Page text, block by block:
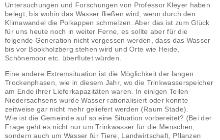
Untersuchungen und Forschungen von Professor Kleyer haben
belegt, bis wohin das Wasser fließen wird, wenn durch den
Klimawandel die Polkappen schmelzen. Aber das ist zum Glück
für uns heute noch in weiter Ferne, es sollte aber für die
folgende Generation nicht vergessen werden, dass das Wasser
bis vor Bookholzberg stehen wird und Orte wie Heide,
Schönemoor etc. überflutet würden.
Eine andere Extremsituation ist die Möglichkeit der langen
Trockenphasen, wie in diesem Jahr, wo die Trinkwasserspeicher
am Ende ihrer Lieferkapazitäten waren. In einigen Teilen
Niedersachsens wurde Wasser rationalisiert oder konnte
zeitweise gar nicht mehr geliefert werden (Raum Stade).
Wie ist die Gemeinde auf so eine Situation vorbereitet? (Bei der
Frage geht es nicht nur um Trinkwasser für die Menschen,
sondern auch um Wasser für Tiere, Landwirtschaft, Pflanzen